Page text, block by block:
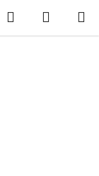
Hledat
KOŠÍK